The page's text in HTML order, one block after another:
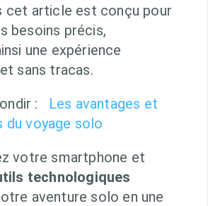
cet article est conçu pour
besoins précis,
une expérience
sans tracas.
:
Les avantages et
du voyage solo
votre smartphone et
technologiques
aventure solo en une